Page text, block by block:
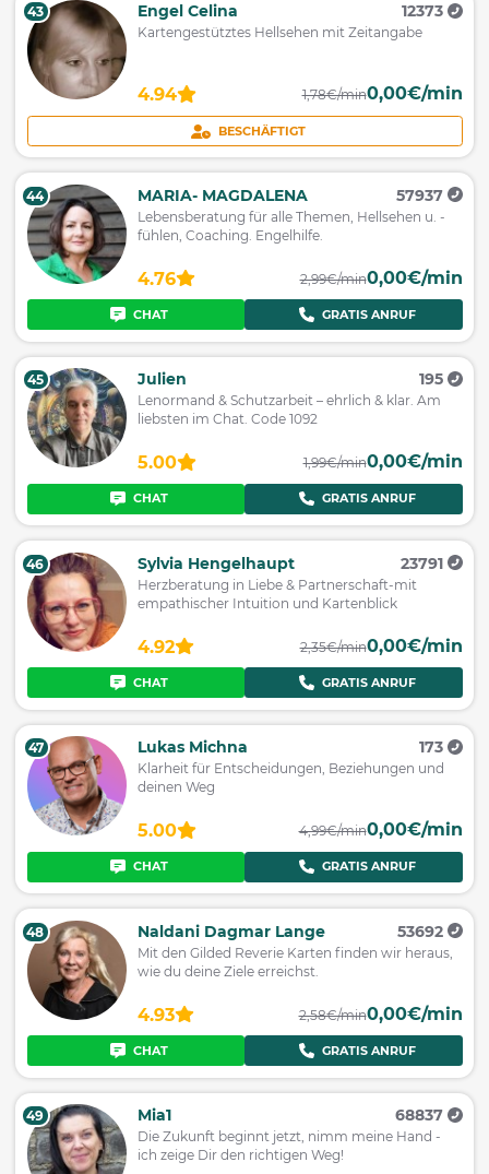
43 Engel Celina 12373
Kartengestütztes Hellsehen mit Zeitangabe
4.94 1,78€/min0,00€/min
BESCHÄFTIGT
44 MARIA- MAGDALENA 57937
Lebensberatung für alle Themen, Hellsehen u. -
fühlen, Coaching. Engelhilfe.
4.76 2,99€/min0,00€/min
CHAT GRATIS ANRUF
45 Julien 195
Lenormand & Schutzarbeit – ehrlich & klar. Am
liebsten im Chat. Code 1092
5.00 1,99€/min0,00€/min
CHAT GRATIS ANRUF
46 Sylvia Hengelhaupt 23791
Herzberatung in Liebe & Partnerschaft-mit
empathischer Intuition und Kartenblick
4.92 2,35€/min0,00€/min
CHAT GRATIS ANRUF
47 Lukas Michna 173
Klarheit für Entscheidungen, Beziehungen und
deinen Weg
5.00 4,99€/min0,00€/min
CHAT GRATIS ANRUF
48 Naldani Dagmar Lange 53692
Mit den Gilded Reverie Karten finden wir heraus,
wie du deine Ziele erreichst.
4.93 2,58€/min0,00€/min
CHAT GRATIS ANRUF
49 Mia1 68837
Die Zukunft beginnt jetzt, nimm meine Hand -
ich zeige Dir den richtigen Weg!